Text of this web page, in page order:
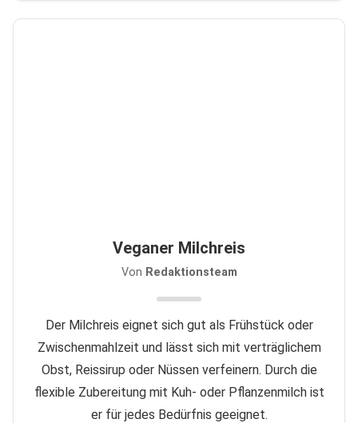
Veganer Milchreis
Von Redaktionsteam
Der Milchreis eignet sich gut als Frühstück oder
Zwischenmahlzeit und lässt sich mit verträglichem
Obst, Reissirup oder Nüssen verfeinern. Durch die
flexible Zubereitung mit Kuh- oder Pflanzenmilch ist
er für jedes Bedürfnis geeignet.